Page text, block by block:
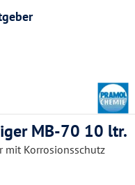
MB-70 10 ltr.
mit Korrosionsschutz